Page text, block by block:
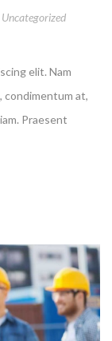
Uncategorized
elit. Nam
condimentum at,
Praesent